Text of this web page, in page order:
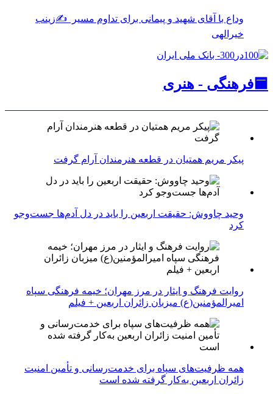
وداع با آقای شهید و پیمانی برای تداوم مسیر ✍زینب
خیرالهی
🟦فرهنگی - هنری
پیکر مریم همتیان در قطعه هنرمندان آرام گرفت
وحید چاووش: حقیقت اربعین را باید در دل آدم‌ها جست‌وجو
کرد
روایت فرهنگ و ایثار در مرز مهران؛ خیمه فرهنگی سپاه
امیرالمؤمنین(ع) میزبان زائران اربعین + فیلم
همه ظرفیت‌های سپاه برای خدمت‌رسانی و تأمین امنیت
زائران اربعین به‌کار گرفته شده است